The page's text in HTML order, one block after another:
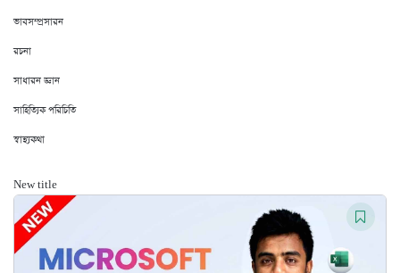
ভাবসম্প্রসারন
রচনা
সাধারন জ্ঞান
সাহিত্যিক পরিচিতি
স্বাস্থ্যকথা
New title